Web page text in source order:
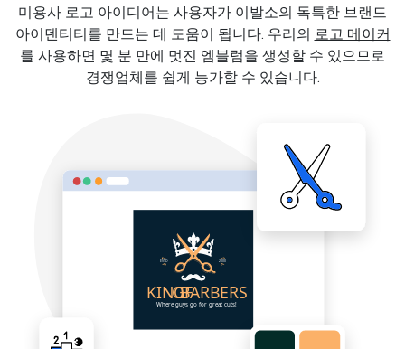
미용사 로고 아이디어는 사용자가 이발소의 독특한 브랜드
아이덴티티를 만드는 데 도움이 됩니다. 우리의 로고 메이커
를 사용하면 몇 분 만에 멋진 엠블럼을 생성할 수 있으므로
경쟁업체를 쉽게 능가할 수 있습니다.